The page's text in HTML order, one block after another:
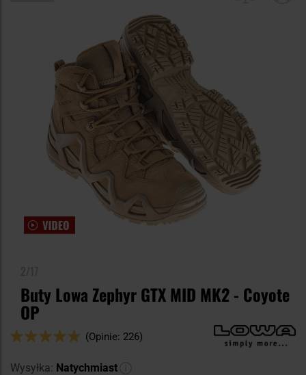
Buty Lowa Zephyr GTX MID MK2 - Coyote
OP
Ocena:
(Opinie: 226)
Wysyłka: Natychmiast